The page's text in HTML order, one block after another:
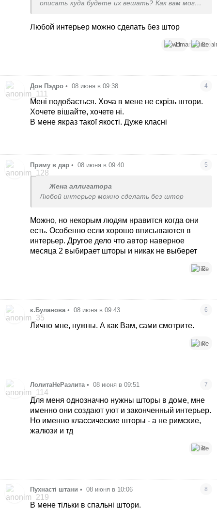
описать куда будете их вешать? Как вам могут
интерьера
Любой интерьер можно сделать без штор
11 1
Дон Пэдро • 08 июня в 09:38 4
Мені подобається. Хоча в мене не скрізь штори.
Хочете вішайте, хочете ні.
В мене якраз такої якості. Дуже класні
Приму в дар • 08 июня в 09:40 5
Жена аллигатора
Любой интерьер можно сделать без штор
Можно, но некорым людям нравится когда они
есть. Особенно если хорошо вписываются в
интерьер. Другое дело что автор наверное
месяца 2 выбирает шторы и никак не выберет
2
к.Буланова • 08 июня в 09:43 6
Лично мне, нужны. А как Вам, сами смотрите.
3
ЛолитаНеРазлита • 08 июня в 09:51 7
Для меня однозначно нужны шторы в доме, мне
именно они создают уют и законченный интерьер.
Но именно классические шторы - а не римские,
жалюзи и тд
3
Пухнасті штани • 08 июня в 10:06 8
В мене тільки в спальні штори.